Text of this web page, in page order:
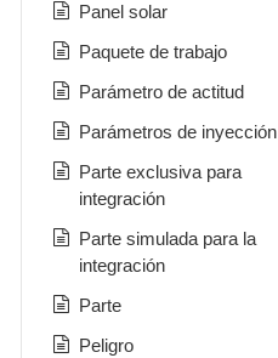
Panel solar
Paquete de trabajo
Parámetro de actitud
Parámetros de inyección
Parte exclusiva para
integración
Parte simulada para la
integración
Parte
Peligro